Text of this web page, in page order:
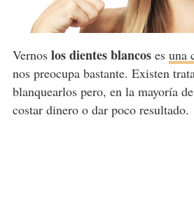
Vernos los dientes blancoses una
nos preocupa bastante. Existen
blanquearlos pero, en la mayoría
costar dinero o dar poco resultado.